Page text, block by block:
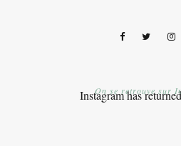
Instagram has
On se retrouve sur